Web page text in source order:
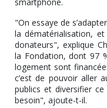
"On essaye de
la dématérialisation,
donateurs", explique
la Fondation, dont 97
logement sont
c’est de pouvoir aller
publics et diversifier
besoin", ajoute-t-il.